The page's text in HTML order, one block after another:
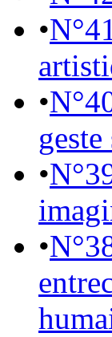
•
•
•
•